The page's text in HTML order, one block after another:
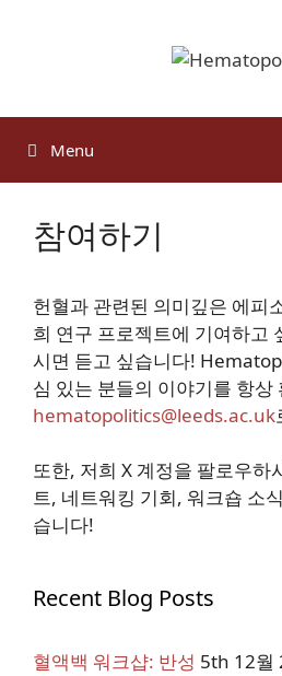
Menu
참여하기
헌혈과 관련된 의미깊은 에피
희 연구 프로젝트에 기여하고
시면 듣고 싶습니다!
심 있는 분들의 이야기를 항상
hematopolitics@leeds.ac.uk
또한, 저희 X 계정을 팔로우하
트, 네트워킹 기회, 워크숍 소
습니다!
Recent Blog Posts
혈액백 워크샵: 반성 5th 12월